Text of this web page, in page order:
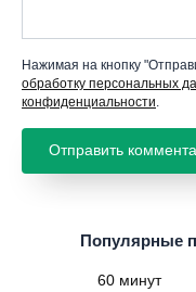
Нажимая на кнопку
обработку персональных
конфиденциальности
Популярные
60 минут